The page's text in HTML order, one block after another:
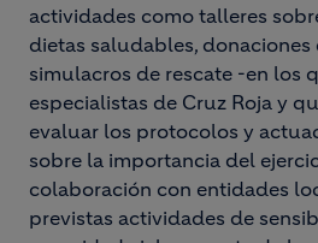
actividades como talleres
dietas saludables, donaciones
simulacros de rescate -en los
especialistas de Cruz Roja y
evaluar los protocolos y
sobre la importancia del
colaboración con entidades
previstas actividades de